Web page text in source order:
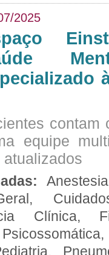
2025
contam
equipe
Clínica,